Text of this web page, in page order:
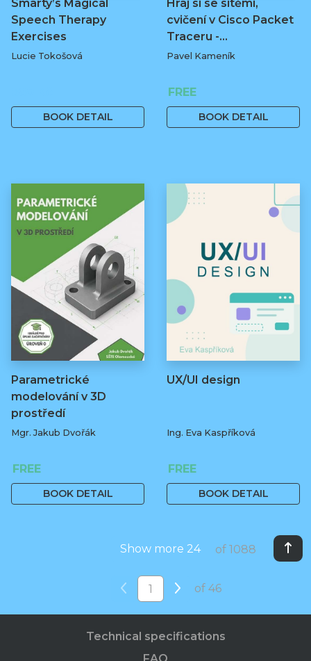
Smarty’s Magical
Speech Therapy
Exercises
Lucie Tokošová
BOOK DETAIL
Hraj si se sítěmi,
cvičení v Cisco Packet
Traceru -…
Pavel Kameník
FREE
BOOK DETAIL
Parametrické
modelování v 3D
prostředí
Mgr. Jakub Dvořák
FREE
BOOK DETAIL
UX/UI design
Ing. Eva Kaspříková
FREE
BOOK DETAIL
Show more 24 of 1088
of 46
Technical specifications
FAQ